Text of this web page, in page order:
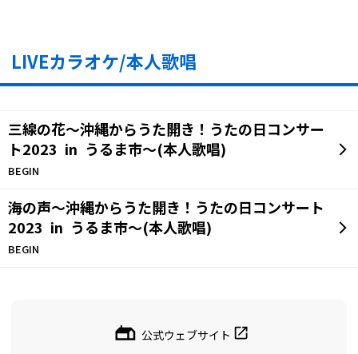
LIVEカラオケ/本人歌唱
三線の花～沖縄からうた開き！うたの日コンサー
ト2023 in うるま市～(本人歌唱)
BEGIN
海の声～沖縄からうた開き！うたの日コンサート
2023 in うるま市～(本人歌唱)
BEGIN
公式ウェブサイト